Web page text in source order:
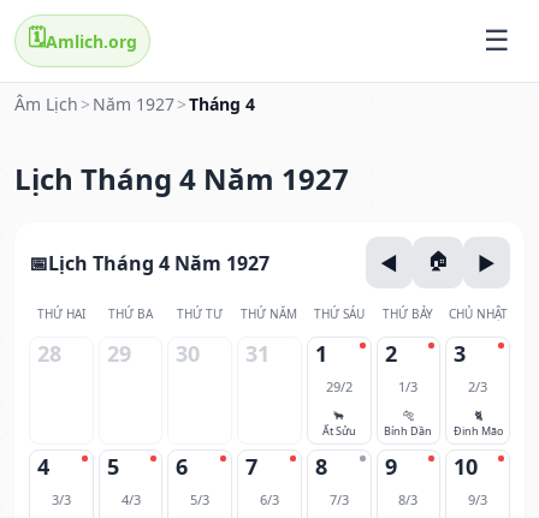
🗓️Amlich.org
Âm Lịch > Năm 1927>Tháng 4
Lịch Tháng 4 Năm 1927
Lịch Tháng 4 Năm 1927
THỨ HAI THỨ BA THỨ TƯ THỨ NĂM THỨ SÁU THỨ BẢY CHỦ NHẬT
28 29 30 31 1
29/2
🐂
Ất Sửu
2
1/3
🐅
Bính Dần
3
2/3
🐈
Đinh Mão
4
3/3
5
4/3
6
5/3
7
6/3
8
7/3
9
8/3
10
9/3